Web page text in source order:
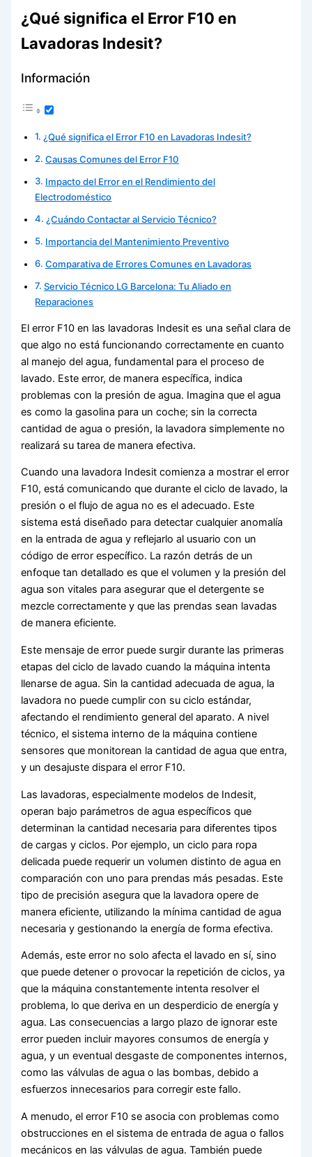
¿Qué significa el Error F10 en
Lavadoras Indesit?
Información
¿Qué significa el Error F10 en Lavadoras Indesit?
Causas Comunes del Error F10
Impacto del Error en el Rendimiento del
Electrodoméstico
¿Cuándo Contactar al Servicio Técnico?
Importancia del Mantenimiento Preventivo
Comparativa de Errores Comunes en Lavadoras
Servicio Técnico LG Barcelona: Tu Aliado en
Reparaciones
El error F10 en las lavadoras Indesit es una señal clara de
que algo no está funcionando correctamente en cuanto
al manejo del agua, fundamental para el proceso de
lavado. Este error, de manera específica, indica
problemas con la presión de agua. Imagina que el agua
es como la gasolina para un coche; sin la correcta
cantidad de agua o presión, la lavadora simplemente no
realizará su tarea de manera efectiva.
Cuando una lavadora Indesit comienza a mostrar el error
F10, está comunicando que durante el ciclo de lavado, la
presión o el flujo de agua no es el adecuado. Este
sistema está diseñado para detectar cualquier anomalía
en la entrada de agua y reflejarlo al usuario con un
código de error específico. La razón detrás de un
enfoque tan detallado es que el volumen y la presión del
agua son vitales para asegurar que el detergente se
mezcle correctamente y que las prendas sean lavadas
de manera eficiente.
Este mensaje de error puede surgir durante las primeras
etapas del ciclo de lavado cuando la máquina intenta
llenarse de agua. Sin la cantidad adecuada de agua, la
lavadora no puede cumplir con su ciclo estándar,
afectando el rendimiento general del aparato. A nivel
técnico, el sistema interno de la máquina contiene
sensores que monitorean la cantidad de agua que entra,
y un desajuste dispara el error F10.
Las lavadoras, especialmente modelos de Indesit,
operan bajo parámetros de agua específicos que
determinan la cantidad necesaria para diferentes tipos
de cargas y ciclos. Por ejemplo, un ciclo para ropa
delicada puede requerir un volumen distinto de agua en
comparación con uno para prendas más pesadas. Este
tipo de precisión asegura que la lavadora opere de
manera eficiente, utilizando la mínima cantidad de agua
necesaria y gestionando la energía de forma efectiva.
Además, este error no solo afecta el lavado en sí, sino
que puede detener o provocar la repetición de ciclos, ya
que la máquina constantemente intenta resolver el
problema, lo que deriva en un desperdicio de energía y
agua. Las consecuencias a largo plazo de ignorar este
error pueden incluir mayores consumos de energía y
agua, y un eventual desgaste de componentes internos,
como las válvulas de agua o las bombas, debido a
esfuerzos innecesarios para corregir este fallo.
A menudo, el error F10 se asocia con problemas como
obstrucciones en el sistema de entrada de agua o fallos
mecánicos en las válvulas de agua. También puede